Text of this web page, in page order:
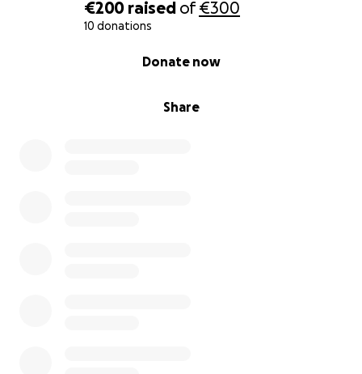
€200 raised of€300
10 donations
Share
Donate now